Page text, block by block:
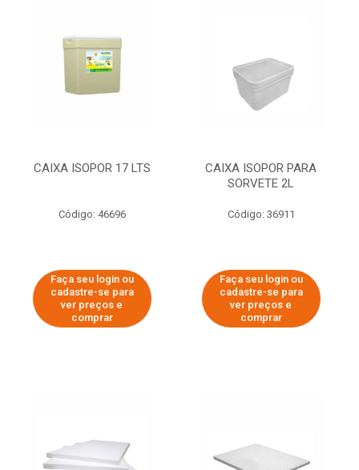
CAIXA ISOPOR 17 LTS
Código: 46696
Faça seu login ou
cadastre-se para
ver preços e
comprar
CAIXA ISOPOR PARA
SORVETE 2L
Código: 36911
Faça seu login ou
cadastre-se para
ver preços e
comprar